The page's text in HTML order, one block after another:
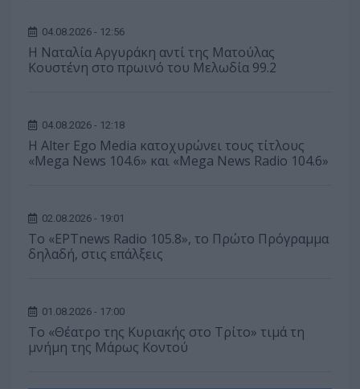
04.08.2026 - 12:56
Η Ναταλία Αργυράκη αντί της Ματούλας
Κουστένη στο πρωινό του Μελωδία 99.2
04.08.2026 - 12:18
Η Alter Ego Media κατοχυρώνει τους τίτλους
«Mega News 104.6» και «Mega News Radio 104.6»
02.08.2026 - 19:01
Το «ΕΡΤnews Radio 105.8», το Πρώτο Πρόγραμμα
δηλαδή, στις επάλξεις
01.08.2026 - 17:00
Το «Θέατρο της Κυριακής στο Τρίτο» τιμά τη
μνήμη της Μάρως Κοντού